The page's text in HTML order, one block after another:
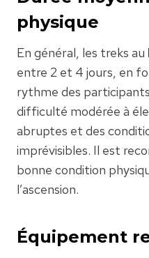
physique
En général, les treks au
entre 2 et 4 jours, en
rythme des
difficulté modérée à
abruptes et des
imprévisibles. Il est
bonne condition
l’ascension.
Équipement